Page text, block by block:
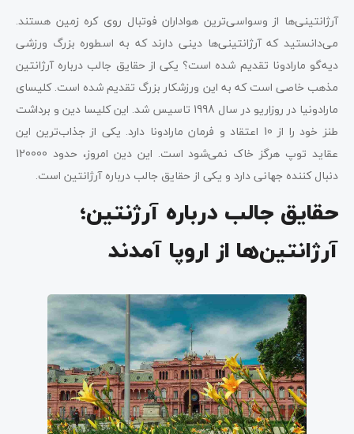
آرژانتینی‌ها از وسواسی‌ترین هواداران فوتبال روی کره زمین هستند.
می‌دانستید که آرژانتینی‌ها دینی دارند که به اسطوره بزرگ ورزشی
دیه‌گو مارادونا تقدیم شده است؟ یکی از حقایق جالب درباره آرژانتین
مذهب خاصی است که به این ورزشکار بزرگ تقدیم شده است. کلیسای
مارادونیا در روزاریو در سال 1998 تاسیس شد. این کلیسا دین و برداشت
طنز خود را از 10 اعتقاد و فرمان مارادونا دارد. یکی از جذاب‌ترین این
عقاید توپ هرگز خاک نمی‌شود است. این دین امروز، حدود 120000
دنبال کننده جهانی دارد و یکی از حقایق جالب درباره آرژانتین است.
حقایق جالب درباره آرژنتین؛
آرژانتین‌ها از اروپا آمدند